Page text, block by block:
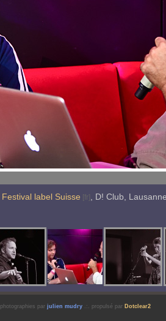
Festival label Suisse , D! Club,
photographies par julien mudry.:. propulsé par Dotclear2